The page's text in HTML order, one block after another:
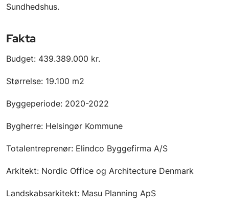
Sundhedshus.
Fakta
Budget: 439.389.000 kr.
Størrelse: 19.100 m2
Byggeperiode: 2020-2022
Bygherre: Helsingør Kommune
Totalentreprenør: Elindco Byggefirma A/S
Arkitekt: Nordic Office og Architecture Denmark
Landskabsarkitekt: Masu Planning ApS